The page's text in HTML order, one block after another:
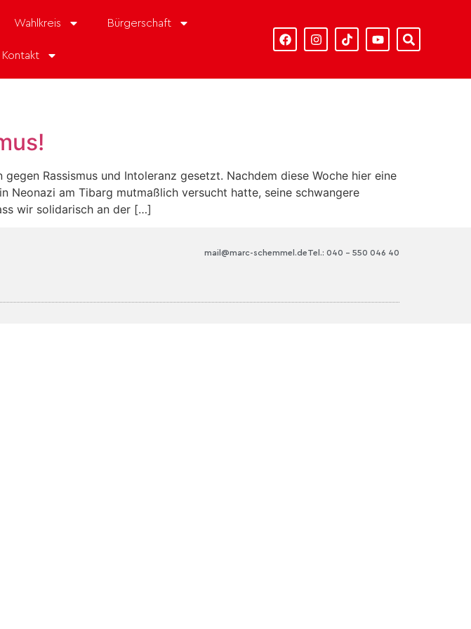
Wahlkreis Bürgerschaft
Kontakt
Rassismus und Intoleranz gesetzt. Nachdem diese Woche hier eine
Neonazi am Tibarg mutmaßlich versucht hatte, seine schwangere
wir solidarisch an der […]
Tel.: 040 – 550 046 40
mail@marc-schemmel.de